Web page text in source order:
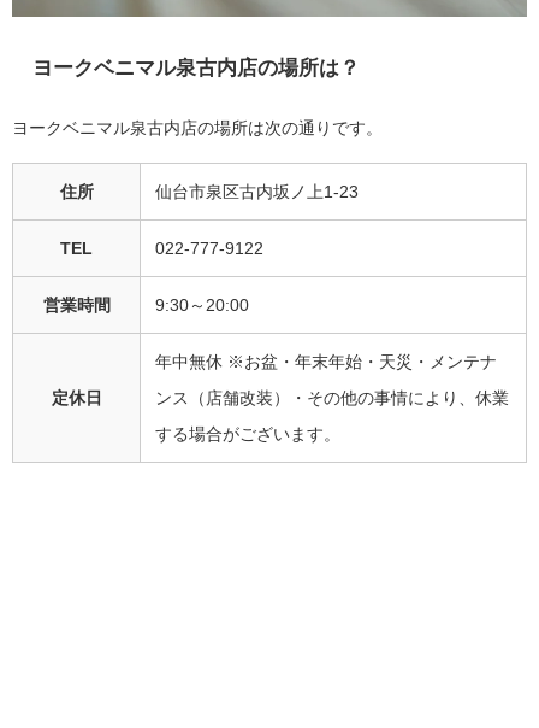
ヨークベニマル泉古内店の場所は？
ヨークベニマル泉古内店の場所は次の通りです。
住所 仙台市泉区古内坂ノ上1-23
TEL 022-777-9122
営業時間 9:30～20:00
定休日
年中無休 ※お盆・年末年始・天災・メンテナ
ンス（店舗改装）・その他の事情により、休業
する場合がございます。